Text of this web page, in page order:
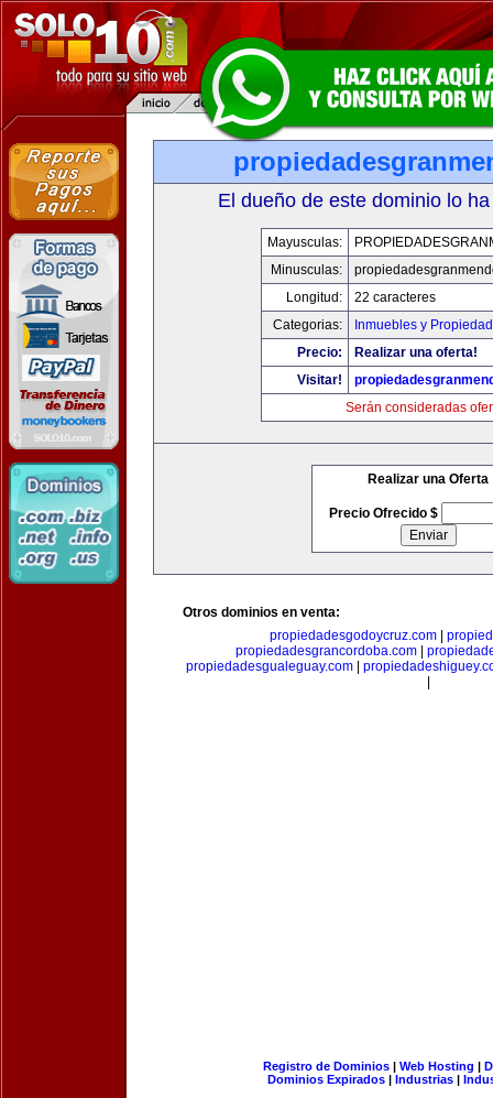
El dueño de este dominio lo
Mayusculas:
Minusculas:
Longitud:
22 caracteres
Categorias:
Inmuebles y
Precio:
Realizar una oferta!
Visitar!
Serán consideradas
Realizar una Oferta
Precio Ofrecido $
Otros dominios en venta:
propiedadesgodoycruz.com|
propiedadesgrancordoba.com|
propiedadesgualeguay.com|
Registro de Dominios| Web Hosting |
Dominios Expirados | Industrias |